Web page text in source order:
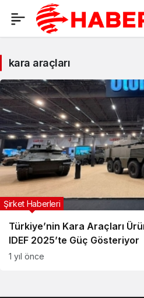
kara araçları
Türkiye’nin Kara Araçları
IDEF 2025’te Güç Gösteriyor
Şirket Haberleri
1 yıl önce